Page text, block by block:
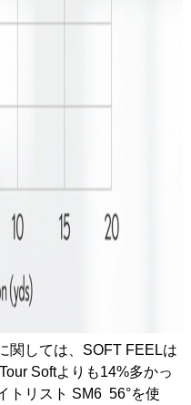
関しては、SOFT FEELは
Softよりも14%多かっ
トリスト SM6 56°を使